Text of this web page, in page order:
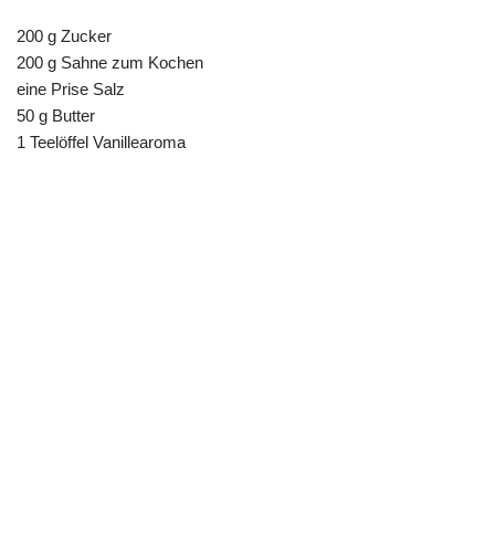
200 g Zucker
200 g Sahne zum Kochen
eine Prise Salz
50 g Butter
1 Teelöffel Vanillearoma